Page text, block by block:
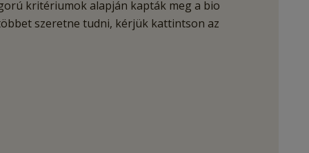
kritériumok alapján kapták meg a bio
szeretne tudni, kérjük kattintson az